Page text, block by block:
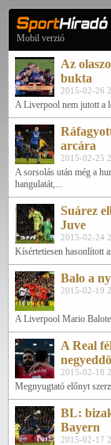
Mobil verzió
Az
bukta
2015-02-26
A Liverpool nem jutott a
arcára
2015-02-25
A sorsolás után még a
hangulatát,...
Suárez
Juve
2015-02-24
Kísértetiesen hasonlított
Balo a
2015-02-19
A Liverpool Mario
A Real
2015-02-18
Megnyugtató előnyt
BL:
Bayern
2015-02-17